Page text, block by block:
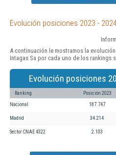
Evolución posiciones 2023 -
A continuación le mostramos la
Intagas Sa por cada uno de los rankings
Evolución posiciones
Ranking Posición 2023
Nacional 187.747
Madrid 34.214
Sector CNAE 4322 2.103